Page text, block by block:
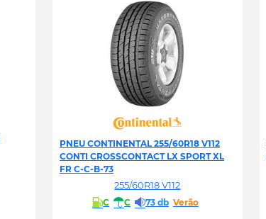
PNEU CONTINENTAL 255/60R18 V112
CONTI CROSSCONTACT LX SPORT XL
FR C-C-B-73
255/60R18 V112
C C 73 db Verão